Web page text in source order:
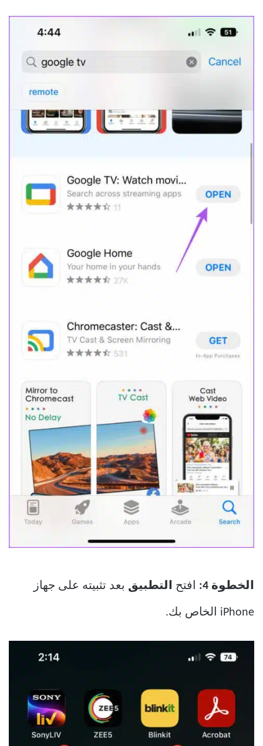
الخطوة 4: افتح التطبيق بعد تثبيته على جهاز
iPhone الخاص بك.